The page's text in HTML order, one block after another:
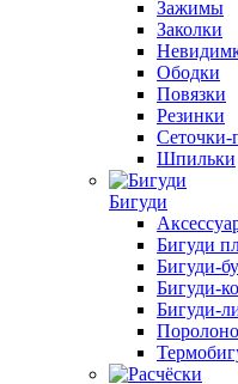
Зажимы
Заколки
Ободки
Повязки
Резинки
Сеточки-
Шпильки
Бигуди
Бигуди
Бигуди-
Бигуди-
Бигуди-